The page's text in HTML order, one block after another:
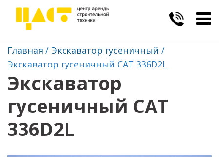
Главная
Экскаватор гусеничный
Экскаватор гусеничный CAT 336D2L
Экскаватор
гусеничный CAT
336D2L